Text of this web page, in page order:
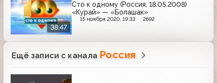
38:47
Сто к одному (Россия, 18.05.2008)
«Курай» — «Болашак»
15 ноября 2020, 19:33 2692
Ещё записи с канала Россия